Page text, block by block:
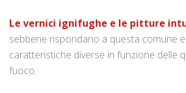
Le vernici ignifughe e le pitture
sebbene rispondano a questa comune
caratteristiche diverse in funzione delle
fuoco.